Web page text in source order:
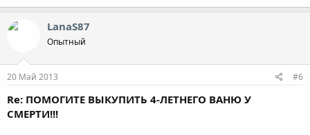
LanaS87
Опытный
20 Май 2013 #6
Re: ПОМОГИТЕ ВЫКУПИТЬ 4-ЛЕТНЕГО ВАНЮ У
СМЕРТИ!!!